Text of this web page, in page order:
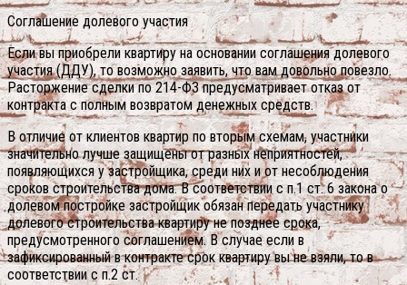
Соглашение долевого участия
Если вы приобрели квартиру на основании соглашения долевого
участия (ДДУ), то возможно заявить, что вам довольно повезло.
Расторжение сделки по 214-ФЗ предусматривает отказ от
контракта с полным возвратом денежных средств.
В отличие от клиентов квартир по вторым схемам, участники
значительно лучше защищены от разных неприятностей,
появляющихся у застройщика, среди них и от несоблюдения
сроков строительства дома. В соответствии с п.1 ст. 6 закона о
долевом постройке застройщик обязан передать участнику
долевого строительства квартиру не позднее срока,
предусмотренного соглашением. В случае если в
зафиксированный в контракте срок квартиру вы не взяли, то в
соответствии с п.2 ст.